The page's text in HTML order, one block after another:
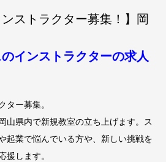
ンストラクター募集！】岡
インストラクターの求人
ター募集。
山県内で新規教室の立ち上げます。ス
起業で悩んでいる方や、新しい挑戦を
援します。